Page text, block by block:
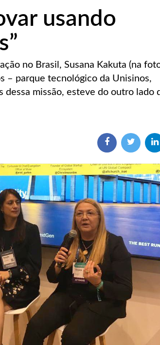
usando
no Brasil, Susana Kakuta (na
– parque tecnológico da Unisinos,
dessa missão, esteve do outro lado